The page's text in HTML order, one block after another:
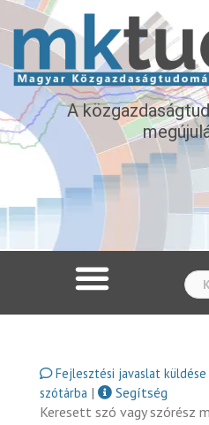
A
Fejlesztési javaslat küldése
szótárba |
Segítség
Keresett szó vagy szórész